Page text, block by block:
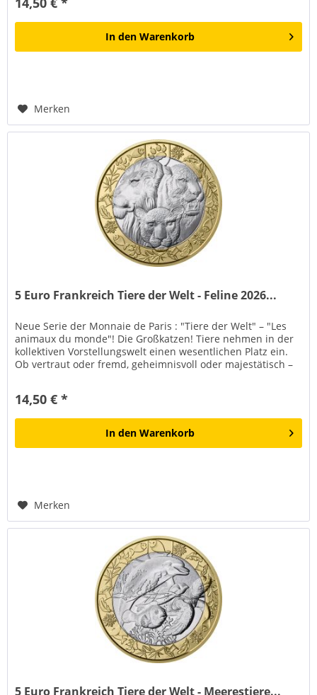
In den Warenkorb
Merken
5 Euro Frankreich Tiere der Welt - Feline 2026...
Neue Serie der Monnaie de Paris : "Tiere der Welt" – "Les
animaux du monde"! Die Großkatzen! Tiere nehmen in der
kollektiven Vorstellungswelt einen wesentlichen Platz ein.
Ob vertraut oder fremd, geheimnisvoll oder majestätisch –
14,50 € *
In den Warenkorb
Merken
5 Euro Frankreich Tiere der Welt - Meerestiere...